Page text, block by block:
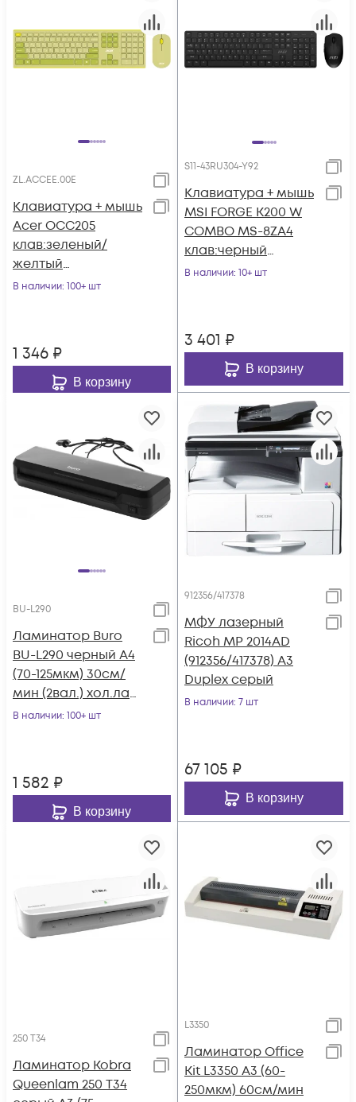
ZL.ACCEE.00E
Клавиатура + мышь
Acer OCC205
клав:зеленый/
желтый
мышь:зеленый/
В наличии: 100+ шт
1 346 ₽
В корзину
S11-43RU304-Y92
Клавиатура + мышь
MSI FORGE K200 W
COMBO MS-8ZA4
клав:черный
мышь:черный
В наличии: 10+ шт
3 401 ₽
В корзину
BU-L290
Ламинатор Buro
BU-L290 черный A4
(70-125мкм) 30см/
мин (2вал.) хол.лам.
лам.фото
В наличии: 100+ шт
1 582 ₽
В корзину
912356/417378
МФУ лазерный
Ricoh MP 2014AD
(912356/417378) A3
Duplex серый
В наличии: 7 шт
67 105 ₽
В корзину
250 T34
Ламинатор Kobra
Queenlam 250 T34
L3350
Ламинатор Office
Kit L3350 A3 (60-
250мкм) 60см/мин